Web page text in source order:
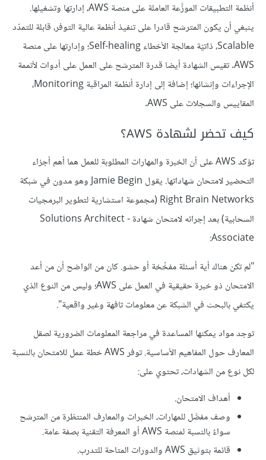
أنظمة التطبيقات الموزَّعة العاملة على منصة AWS، إدارتها وتشغيلها.
ينبغي أن يكون المترشح قادرا على تنفيذ أنظمة عالية التوفر، قابلة للتمدّد
Scalable، ذاتيّة معالجة الأخطاء Self-healing؛ وإدارتها على منصة
AWS. تقيس الشهادة أيضا قدرة المترشح على العمل على أدوات لأتممة
الإجراءات وإنشائها؛ إضافة إلى إدارة أنظمة المراقبة Monitoring،
المقاييس والسجلات على AWS.
كيف تحضر لشهادة AWS؟
تؤكد AWS على أن الخبرة والمهارات المطلوبة للعمل هما أهم أجزاء
التحضير لامتحان شهاداتها. يقول Jamie Begin وهو مدون في شبكة
Right Brain Networks (مجموعة استشارية لتطوير البرمجيات
السحابية) بعد إجرائه لامتحان شهادة Solutions Architect -
Associate:
"لم تكن هناك أية أسئلة مفخّخة أو حشو. كان من الواضح أن من أعد
الامتحان ذو خبرة حقيقية في العمل على AWS؛ وليس من النوع الذي
يكتفي بالبحث في الشبكة عن معلومات تافهة وغير واقعية".
توجد مواد يمكنها المساعدة في مراجعة المعلومات الضرورية لصقل
المعارف حول المفاهيم الأساسية. توفر AWS خطة عمل للامتحان بالنسبة
لكل نوع من الشهادات، تحتوي على:
أهداف الامتحان.
وصف مفصَّل للمهارات، الخبرات والمعارف المنتظرة من المترشح
سواءٌ بالنسبة لمنصة AWS أو المعرفة التقنية بصفة عامة.
قائمة بتوثيق AWS والدورات المتاحة للتدرب.